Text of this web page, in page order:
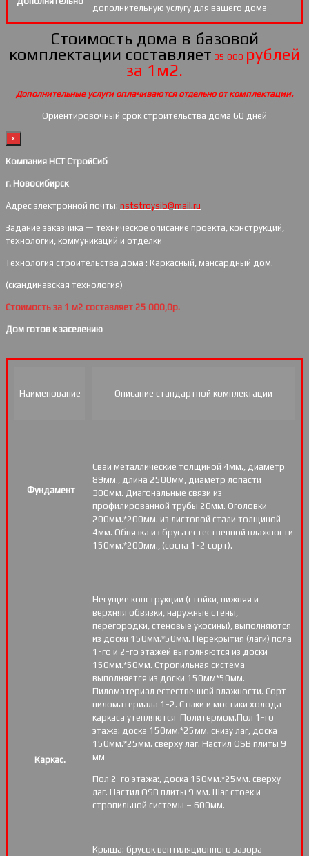
дополнительную услугу для вашего дома
Стоимость дома в базовой
комплектации составляет 35 000 рублей
за 1м2.
Дополнительные услуги оплачиваются отдельно от комплектации.
Ориентировочный срок строительства дома 60 дней
×
Компания НСТ СтройСиб
г. Новосибирск
Адрес электронной почты: nststroysib@mail.ru
Задание заказчика — техническое описание проекта, конструкций,
технологии, коммуникаций и отделки
Технология строительства дома : Каркасный, мансардный дом.
(скандинавская технология)
Стоимость за 1 м2 составляет 25 000,0р.
Дом готов к заселению
Наименование Описание стандартной комплектации
Фундамент
Сваи металлические толщиной 4мм., диаметр
89мм., длина 2500мм, диаметр лопасти
300мм. Диагональные связи из
профилированной трубы 20мм. Оголовки
200мм.*200мм. из листовой стали толщиной
4мм. Обвязка из бруса естественной влажности
150мм.*200мм., (сосна 1-2 сорт).
Каркас.
Несущие конструкции (стойки, нижняя и
верхняя обвязки, наружные стены,
перегородки, стеновые укосины), выполняются
из доски 150мм.*50мм. Перекрытия (лаги) пола
1-го и 2-го этажей выполняются из доски
150мм.*50мм. Стропильная система
выполняется из доски 150мм*50мм.
Пиломатериал естественной влажности. Сорт
пиломатериала 1-2. Стыки и мостики холода
каркаса утепляются Политермом.Пол 1-го
этажа: доска 150мм.*25мм. снизу лаг, доска
150мм.*25мм. сверху лаг. Настил OSB плиты 9
мм
Пол 2-го этажа:, доска 150мм.*25мм. сверху
лаг. Настил OSB плиты 9 мм. Шаг стоек и
стропильной системы – 600мм.
Крыша: брусок вентиляционного зазора